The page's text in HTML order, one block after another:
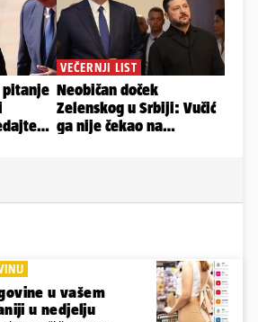
u vašem
u nedjelju